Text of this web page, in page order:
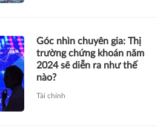
Góc nhìn chuyên gia: Thị
trường chứng khoán năm
2024 sẽ diễn ra như thế
nào?
Tài chính